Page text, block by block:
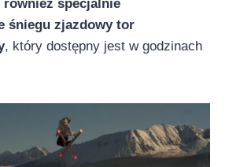
również specjalnie
śniegu zjazdowy tor
, który dostępny jest w godzinach